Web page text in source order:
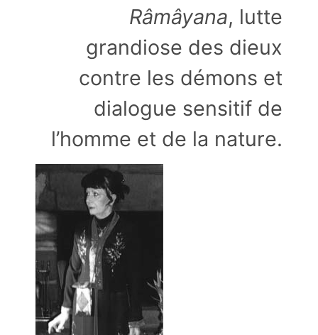
Râmâyana, lutte
grandiose des dieux
contre les démons et
dialogue sensitif de
l’homme et de la nature.